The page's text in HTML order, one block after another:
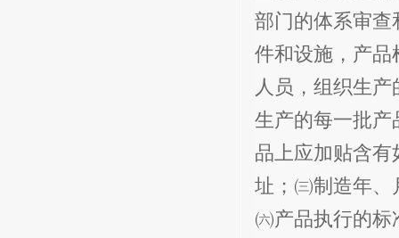
部门的体系审查
件和设施，产品
人员，组织生
生产的每一批产
品上应加贴含
址；㈢制造年、
㈥产品执行的